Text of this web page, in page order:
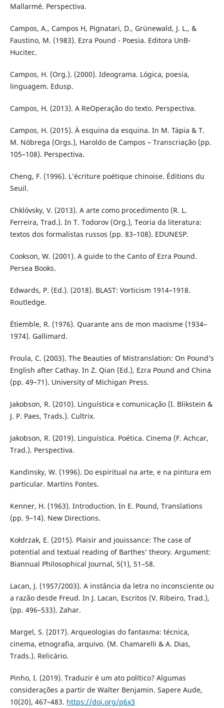
Mallarmé. Perspectiva.
Campos, A., Campos H, Pignatari, D., Grünewald, J. L., &
Faustino, M. (1983). Ezra Pound - Poesia. Editora UnB-
Hucitec.
Campos, H. (Org.). (2000). Ideograma. Lógica, poesia,
linguagem. Edusp.
Campos, H. (2013). A ReOperação do texto. Perspectiva.
Campos, H. (2015). À esquina da esquina. In M. Tápia & T.
M. Nóbrega (Orgs.), Haroldo de Campos – Transcriação (pp.
105–108). Perspectiva.
Cheng, F. (1996). L’écriture poétique chinoise. Éditions du
Seuil.
Chklóvsky, V. (2013). A arte como procedimento (R. L.
Ferreira, Trad.). In T. Todorov (Org.), Teoria da literatura:
textos dos formalistas russos (pp. 83–108). EDUNESP.
Cookson, W. (2001). A guide to the Canto of Ezra Pound.
Persea Books.
Edwards, P. (Ed.). (2018). BLAST: Vorticism 1914–1918.
Routledge.
Étiemble, R. (1976). Quarante ans de mon maoïsme (1934–
1974). Gallimard.
Froula, C. (2003). The Beauties of Mistranslation: On Pound’s
English after Cathay. In Z. Qian (Ed.), Ezra Pound and China
(pp. 49–71). University of Michigan Press.
Jakobson, R. (2010). Linguística e comunicação (I. Blikstein &
J. P. Paes, Trads.). Cultrix.
Jakobson, R. (2019). Linguística. Poética. Cinema (F. Achcar,
Trad.). Perspectiva.
Kandinsky, W. (1996). Do espiritual na arte, e na pintura em
particular. Martins Fontes.
Kenner, H. (1963). Introduction. In E. Pound, Translations
(pp. 9–14). New Directions.
Kołdrzak, E. (2015). Plaisir and jouissance: The case of
potential and textual reading of Barthes’ theory. Argument:
Biannual Philosophical Journal, 5(1), 51–58.
Lacan, J. (1957/2003). A instância da letra no inconsciente ou
a razão desde Freud. In J. Lacan, Escritos (V. Ribeiro, Trad.),
(pp. 496–533). Zahar.
Margel, S. (2017). Arqueologias do fantasma: técnica,
cinema, etnografia, arquivo. (M. Chamarelli & A. Dias,
Trads.). Relicário.
Pinho, I. (2019). Traduzir é um ato político? Algumas
considerações a partir de Walter Benjamin. Sapere Aude,
10(20), 467–483. https://doi.org/p6x3